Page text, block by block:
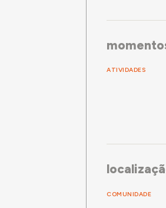
ATIVIDADES
COMUNIDADE